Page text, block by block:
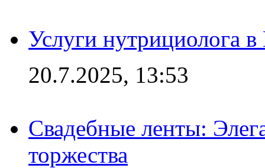
Услуги нутрициолога
20.7.2025, 13:53
Свадебные ленты:
торжества